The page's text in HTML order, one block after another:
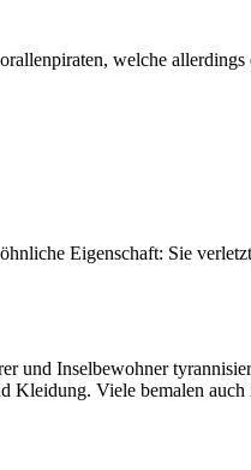
welche allerdings
Eigenschaft: Sie
und Inselbewohner
Kleidung. Viele bemalen